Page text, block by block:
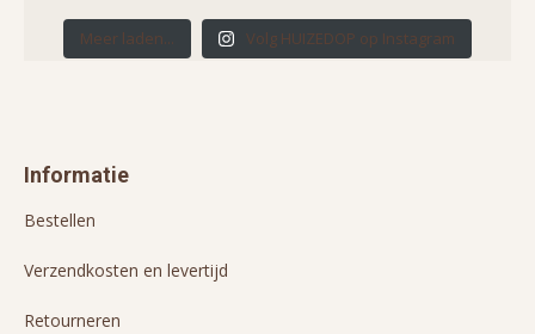
Meer laden... Volg HUIZEDOP op Instagram
Informatie
Bestellen
Verzendkosten en levertijd
Retourneren